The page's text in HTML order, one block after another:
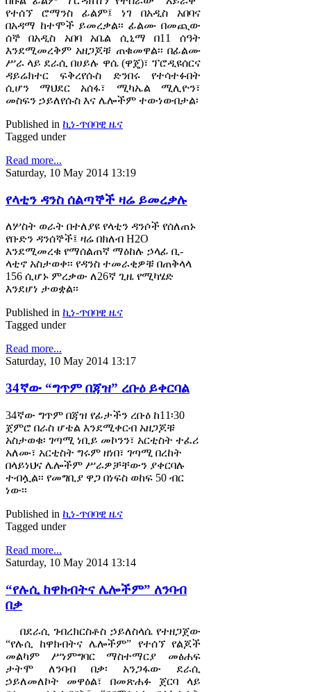
የተሰኘ ሮማንስ ፊልም፤ ነገ በአዲስ አበባና
በአዳማ ከተሞች ይመረቃል፡፡ ፊልሙ በመጪው
ሰኞ በአዲስ አበባ አቤል ሲኒማ በ11 ሰዓት
እንደሚመረቅም አዘጋጆቹ ጠቁመዋል፡፡ በፊልሙ
ሥራ ላይ ደራሲ በሀይሉ ዋሴ (ዋጄ)፣ ፕሮዲዩሰርና
ዳይሬክተር ፍቅረየሱስ ድንበሩ የተሳተፉበት
ሲሆን ማህደር አሰፋ፣ ሚካኤል ሚሊዮን፣
መስፍን ኃይለየሱስ እና ሌሎችም ተውነውበታል፡
Published in ኪነ-ጥበባዊ ዜና
Tagged under
Read more...
Saturday, 10 May 2014 13:19
የላቲን ዳንስ ሰልጣኞች ዛሬ ይመረቃሉ
ለሦስት ወራት በተለያዩ የላቲን ዳንሶች የሰለጠኑ
የቡድን ዳንሰኞች፤ ዛሬ በክለብ H2O
እንደሚመረቁ የማሰልጠኛ ማዕከሉ ኃላፊ ቢ-
ላቲኖ አስታወቀ፡፡ የዳንስ ተመራቂዎቹ በጠቅላላ
156 ሲሆኑ ምረቃው ለ26ኛ ጊዜ የሚካሄድ
እንደሆነ ታወቋል፡፡
Published in ኪነ-ጥበባዊ ዜና
Tagged under
Read more...
Saturday, 10 May 2014 13:17
34ኛው “ግጥም በጃዝ” ረቡዕ ይቀርባል
34ኛው ግጥም በጃዝ የፊታችን ረቡዕ ከ11፡30
ጀምሮ በራስ ሆቴል እንደሚቀርብ አዘጋጆቹ
አስታወቁ፡ ገጣሚ ነቢይ መኮንን፣ አርቲስት ተፈሪ
አለሙ፣ አርቲስት ግሩም ዘነበ፣ ገጣሚ በረከት
በላይነህና ሌሎችም ሥራዎቻቸውን ያቀርባሉ
ተብሏል፡፡ የመግቢያ ዋጋ በነፍስ ወከፍ 50 ብር
ነው፡፡
Published in ኪነ-ጥበባዊ ዜና
Tagged under
Read more...
Saturday, 10 May 2014 13:14
“የሉሲ ከዋክብትና ሌሎችም” ለንባብ
በቃ
በደራሲ ገብረክርስቶስ ኃይለስላሴ የተዘጋጀው
“የሉሲ ከዋክብትና ሌሎችም” የተሰኘ የልጆች
መልካም ሥነምግባር ማስተማርያ መፅሐፍ
ታትሞ ለንባብ በቃ፡ አንጋፋው ደራሲ
ኃይለመለኮት መዋዕል፣ በመጽሐፉ ጀርባ ላይ